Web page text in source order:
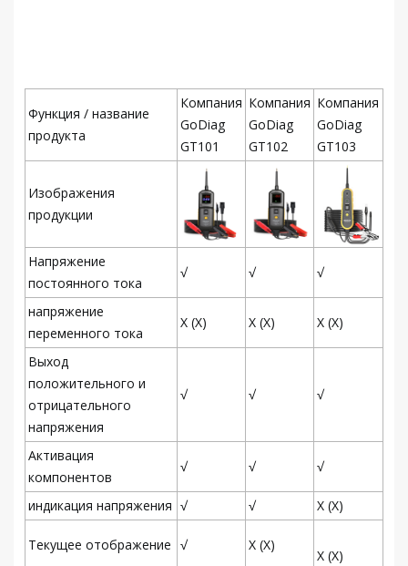
Функция / название
продукта
Компания
GoDiag
GT101
Компания
GoDiag
GT102
Компания
GoDiag
GT103
Изображения
продукции
Напряжение
постоянного тока
√ √ √
напряжение
переменного тока
Х (Х) Х (Х) Х (Х)
Выход
положительного и
отрицательного
напряжения
√ √ √
Активация
компонентов
√ √ √
индикация напряжения √ √ Х (Х)
Текущее отображение √ Х (Х)
Х (Х)